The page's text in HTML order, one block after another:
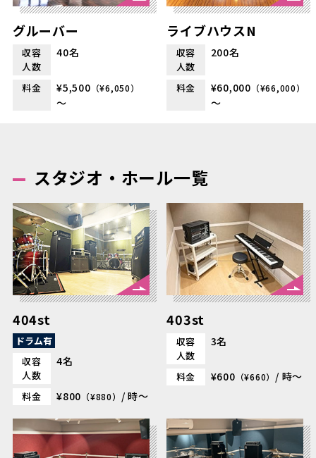
グルーバー
収容
人数
40名
料金 ¥5,500 （¥6,050）
～
ライブハウスN
収容
人数
200名
料金 ¥60,000 （¥66,000）
～
スタジオ・ホール一覧
404st
ドラム有
収容
人数
4名
料金 ¥800 （¥880） / 時～
403st
収容
人数
3名
料金 ¥600 （¥660） / 時～